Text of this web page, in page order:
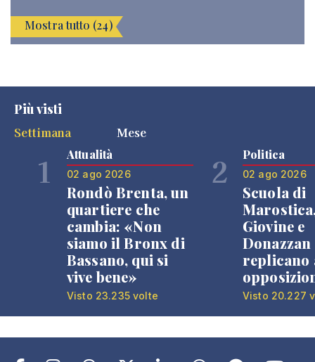
Mostra tutto (24)
Più visti
Settimana
Mese
1 Attualità
02 ago 2026
Rondò Brenta, un
quartiere che
cambia: «Non
siamo il Bronx di
Bassano, qui si
vive bene»
Visto 23.235 volte
2 Politica
02 ago 2026
Scuola di
Giovine e
Donazzan
replicano
Visto 20.227